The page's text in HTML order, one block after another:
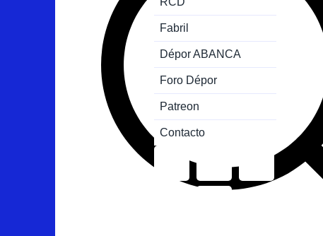
Fabril
Dépor ABANCA
Foro Dépor
Patreon
Contacto